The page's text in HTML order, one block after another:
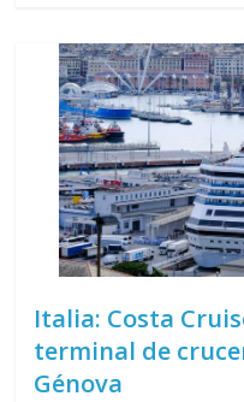
Italia: Costa
terminal de
Génova